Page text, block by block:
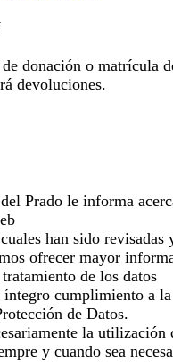
donación o matrícula
devoluciones.
Prado le informa
han sido revisadas
ofrecer mayor
de los datos
íntegro cumplimiento a la
de Datos.
la utilización
y cuando sea